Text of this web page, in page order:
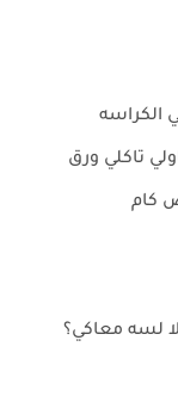
الكراسه
تاكلي ورق
كام
لسه معاكي؟